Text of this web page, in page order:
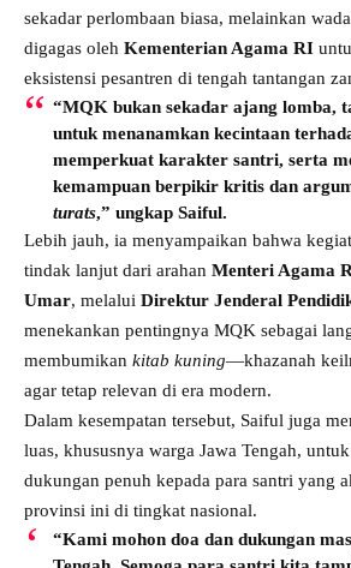
sekadar perlombaan biasa, melainkan
digagas oleh Kementerian Agama RI
eksistensi pesantren di tengah tantangan
“MQK bukan sekadar ajang lomba,
untuk menanamkan kecintaan
memperkuat karakter santri, serta
kemampuan berpikir kritis dan
turats,” ungkap Saiful.
Lebih jauh, ia menyampaikan bahwa
tindak lanjut dari arahan Menteri Agama
Umar, melalui Direktur Jenderal
menekankan pentingnya MQK sebagai
membumikan kitab kuning—khazanah
agar tetap relevan di era modern.
Dalam kesempatan tersebut, Saiful juga
luas, khususnya warga Jawa Tengah,
dukungan penuh kepada para santri yang
provinsi ini di tingkat nasional.
“Kami mohon doa dan dukungan